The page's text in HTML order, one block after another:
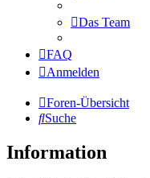
Das Team
FAQ
Anmelden
Foren-Übersicht
Suche
Information